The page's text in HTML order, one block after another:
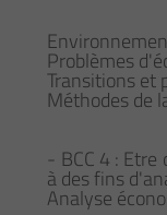
Problèmes
Transitions et
Méthodes de
- BCC 4 :
à des fins
Analyse